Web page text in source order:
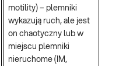
motility) – plemniki
wykazują ruch, ale jest
on chaotyczny lub w
miejscu plemniki
nieruchome (IM,